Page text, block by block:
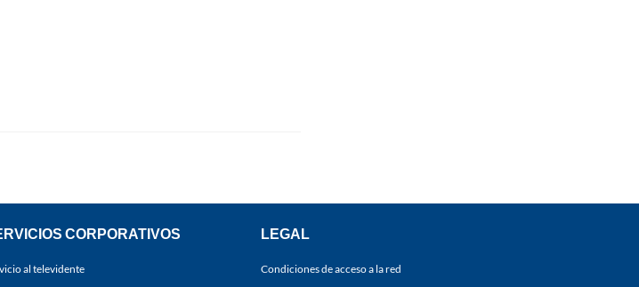
CORPORATIVOS
al televidente
LEGAL
Condiciones de acceso a la red